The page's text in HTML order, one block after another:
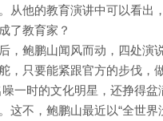
他的教育演讲中可以看出
了教育家？
，鲍鹏山闻风而动，四处演
，只要能紧跟官方的步伐，
一时的文化明星，还挣得盆
不，鲍鹏山最近以“全世界